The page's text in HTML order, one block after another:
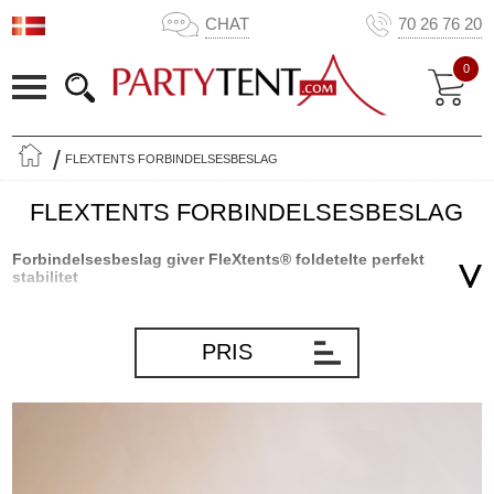
CHAT 70 26 76 20
0
FLEXTENTS FORBINDELSESBESLAG
FLEXTENTS FORBINDELSESBESLAG
Forbindelsesbeslag giver FleXtents® foldetelte perfekt
stabilitet
mere plads til dit arrangement, er det vigtigt at sørge for, at den
kombinerede konstruktion er stærk og stabil. Det gør du meget
PRIS